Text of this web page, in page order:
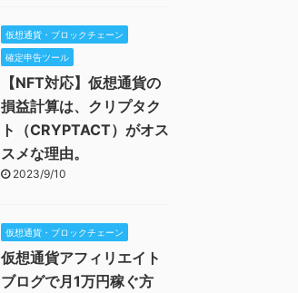
仮想通貨・ブロックチェーン
確定申告ツール
【NFT対応】仮想通貨の
損益計算は、クリプタク
ト（CRYPTACT）がオス
スメな理由。
2023/9/10
仮想通貨・ブロックチェーン
仮想通貨アフィリエイト
ブログで月1万円稼ぐ方